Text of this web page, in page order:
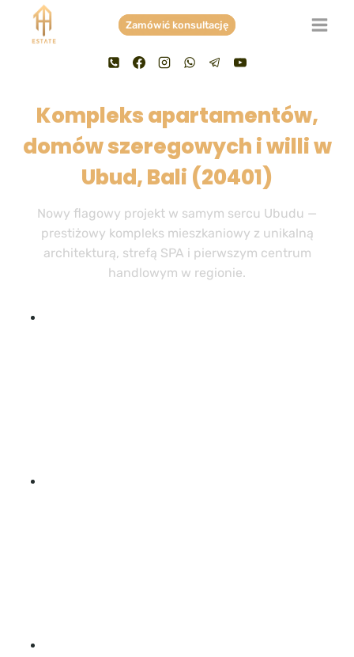
Przejdź
treści
Zamówić konsultację
Kompleks apartamentów,
domów szeregowych i willi w
Ubud, Bali (20401)
Nowy flagowy projekt w samym sercu Ubudu —
prestiżowy kompleks mieszkaniowy z unikalną
architekturą, strefą SPA i pierwszym centrum
handlowym w regionie.